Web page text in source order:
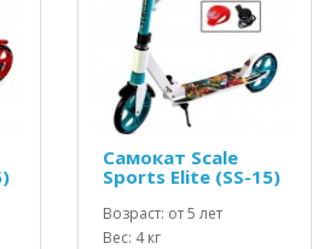
Самокат Scale
Sports Elite (SS-15)
тиффани + Led
фонарик
Возраст: от 5 лет
Вес: 4 кг